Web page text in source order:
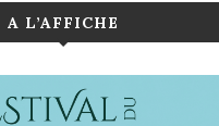
A L’AFFICHE